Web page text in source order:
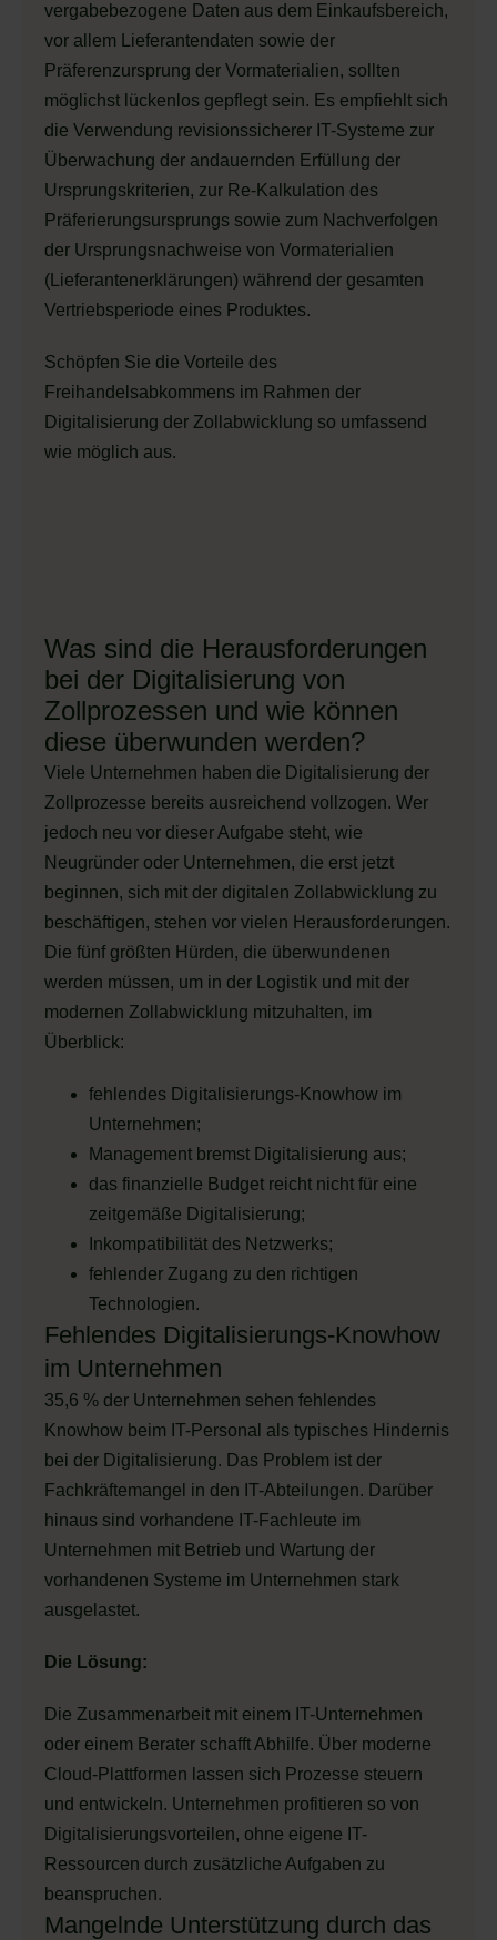
vergabebezogene Daten aus dem Einkaufsbereich,
vor allem Lieferantendaten sowie der
Präferenzursprung der Vormaterialien, sollten
möglichst lückenlos gepflegt sein. Es empfiehlt sich
die Verwendung revisionssicherer IT-Systeme zur
Überwachung der andauernden Erfüllung der
Ursprungskriterien, zur Re-Kalkulation des
Präferierungsursprungs sowie zum Nachverfolgen
der Ursprungsnachweise von Vormaterialien
(Lieferantenerklärungen) während der gesamten
Vertriebsperiode eines Produktes.
Schöpfen Sie die Vorteile des
Freihandelsabkommens im Rahmen der
Digitalisierung der Zollabwicklung so umfassend
wie möglich aus.
Was sind die Herausforderungen
bei der Digitalisierung von
Zollprozessen und wie können
diese überwunden werden?
Viele Unternehmen haben die Digitalisierung der
Zollprozesse bereits ausreichend vollzogen. Wer
jedoch neu vor dieser Aufgabe steht, wie
Neugründer oder Unternehmen, die erst jetzt
beginnen, sich mit der digitalen Zollabwicklung zu
beschäftigen, stehen vor vielen Herausforderungen.
Die fünf größten Hürden, die überwundenen
werden müssen, um in der Logistik und mit der
modernen Zollabwicklung mitzuhalten, im
Überblick:
fehlendes Digitalisierungs-Knowhow im
Unternehmen;
Management bremst Digitalisierung aus;
das finanzielle Budget reicht nicht für eine
zeitgemäße Digitalisierung;
Inkompatibilität des Netzwerks;
fehlender Zugang zu den richtigen
Technologien.
Fehlendes Digitalisierungs-Knowhow
im Unternehmen
35,6 % der Unternehmen sehen fehlendes
Knowhow beim IT-Personal als typisches Hindernis
bei der Digitalisierung. Das Problem ist der
Fachkräftemangel in den IT-Abteilungen. Darüber
hinaus sind vorhandene IT-Fachleute im
Unternehmen mit Betrieb und Wartung der
vorhandenen Systeme im Unternehmen stark
ausgelastet.
Die Lösung:
Die Zusammenarbeit mit einem IT-Unternehmen
oder einem Berater schafft Abhilfe. Über moderne
Cloud-Plattformen lassen sich Prozesse steuern
und entwickeln. Unternehmen profitieren so von
Digitalisierungsvorteilen, ohne eigene IT-
Ressourcen durch zusätzliche Aufgaben zu
beanspruchen.
Mangelnde Unterstützung durch das